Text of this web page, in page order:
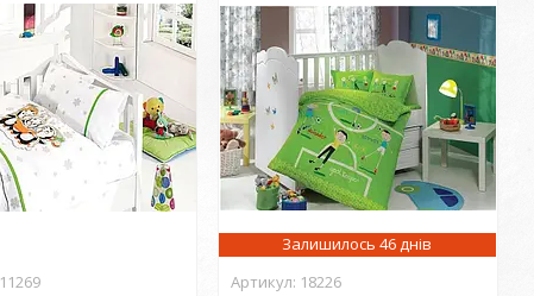
11269
Залишилось 46 днів
18226